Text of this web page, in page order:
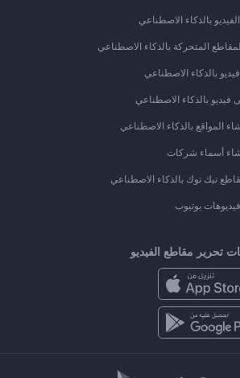
بالذكاء الاصطناعي
المتحركة بالذكاء الاصطناعي
بالذكاء الاصطناعي
فيديو بالذكاء الاصطناعي
المواقع بالذكاء الاصطناعي
أسماء شركات
تيك توك بالذكاء الاصطناعي
يوتيوب
تحرير مقاطع الفيديو